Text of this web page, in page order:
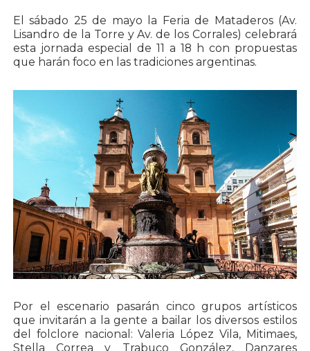
El sábado 25 de mayo la Feria de Mataderos (Av.
Lisandro de la Torre y Av. de los Corrales) celebrará
esta jornada especial de 11 a 18 h con propuestas
que harán foco en las tradiciones argentinas.
Por el escenario pasarán cinco grupos artísticos
que invitarán a la gente a bailar los diversos estilos
del folclore nacional: Valeria López Vila, Mitimaes,
Stella Correa y Trabuco González, Danzares